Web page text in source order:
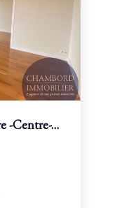
Appartement De Prestige À Vendre -Centre-Ville De Blois